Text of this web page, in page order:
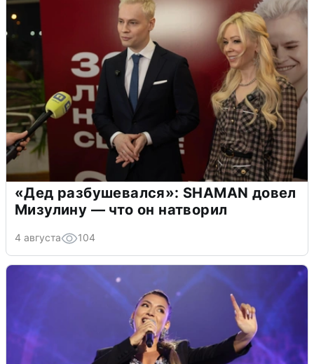
«Дед разбушевался»: SHAMAN довел
Мизулину — что он натворил
4 августа 104